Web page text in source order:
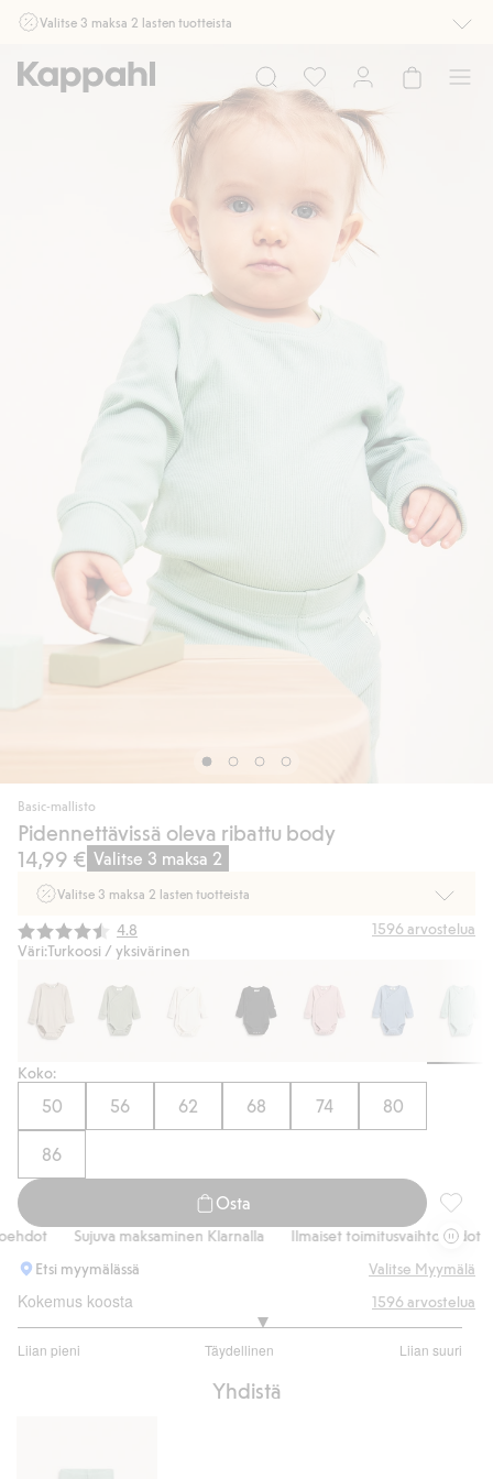
Valitse 3 maksa 2 lasten tuotteista
myymälässä ja verkossa. Ei voi yhdistää muihin alennuksiin tai tarjouksiin.
Osta nyt
Basic-mallisto
Pidennettävissä oleva ribattu body
14,99 € Valitse 3 maksa 2
Valitse 3 maksa 2 lasten tuotteista
Ei Newbie. Ostaessasi 2 tuotetta tai enemmän. Voimassa 3-16.8. asti
myymälässä ja verkossa. Ei voi yhdistää muihin alennuksiin tai tarjouksiin.
Osta nyt
Keskimääräinen luokitus:
4.8 1596 arvostelua
Väri:Turkoosi / yksivärinen
Koko:
50 56 62 68 74 80
86
Osta
Sujuva maksaminen Klarnalla Ilmaiset toimitusvaihtoehdot
Etsi myymälässä
Valitse Myymälä
Kokemus koosta
Liian pieni Täydellinen Liian suuri
/
1596 arvostelua
Yhdistä